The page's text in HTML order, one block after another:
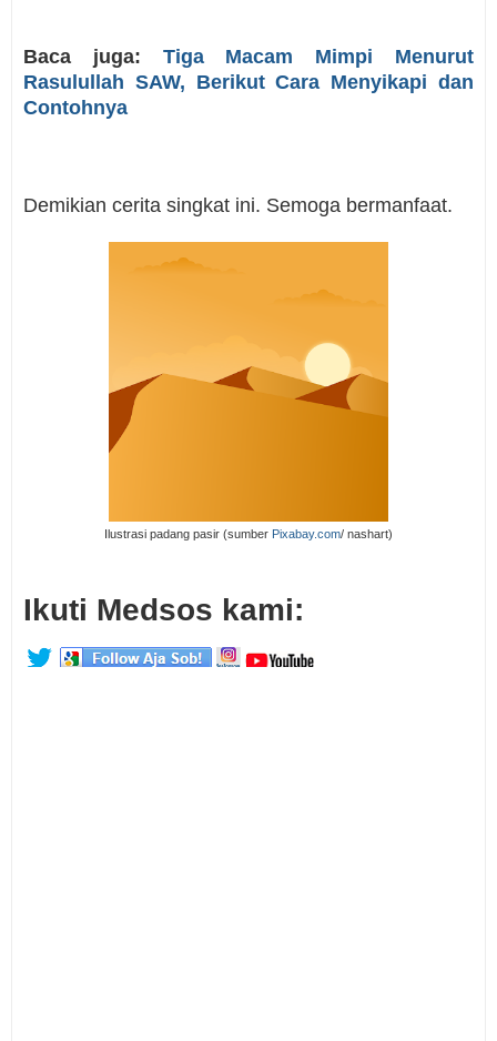
Baca juga: Tiga Macam Mimpi Menurut
Rasulullah SAW, Berikut Cara Menyikapi dan
Contohnya
Demikian cerita singkat ini. Semoga bermanfaat.
Ilustrasi padang pasir (sumber Pixabay.com/ nashart)
Ikuti Medsos kami: